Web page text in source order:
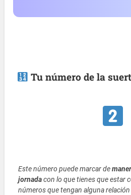
Tu número de la
Este número puede marcar de
jornadacon lo que tienes que estar
números que tengan alguna